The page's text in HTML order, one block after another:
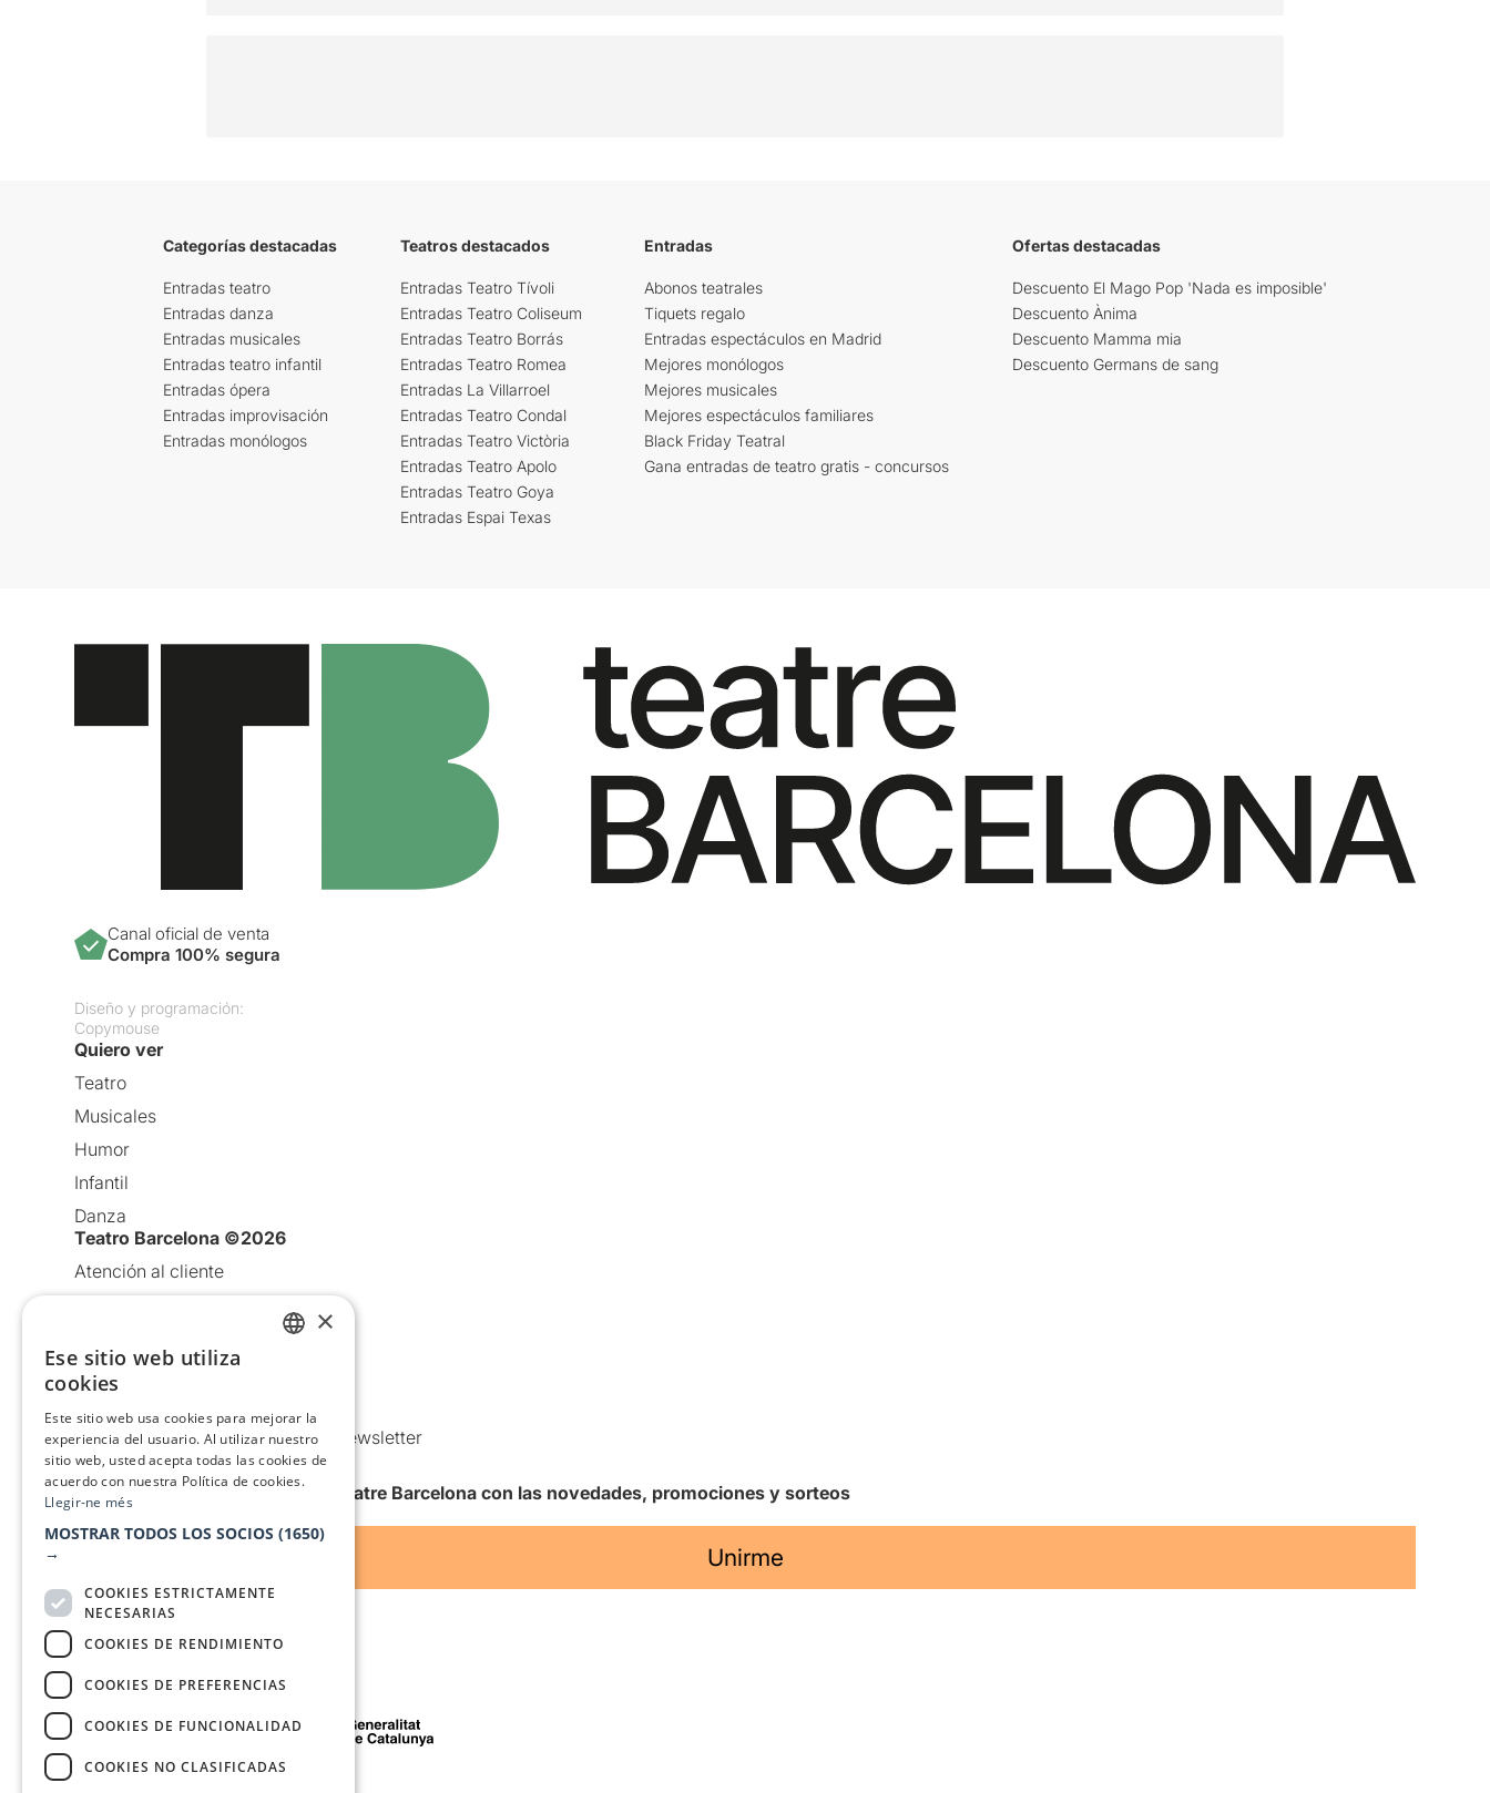
Categorías destacadas
Entradas teatro
Entradas danza
Entradas musicales
Entradas teatro infantil
Entradas ópera
Entradas improvisación
Entradas monólogos
Teatros destacados
Entradas Teatro Tívoli
Entradas Teatro Coliseum
Entradas Teatro Borrás
Entradas Teatro Romea
Entradas La Villarroel
Entradas Teatro Condal
Entradas Teatro Victòria
Entradas Teatro Apolo
Entradas Teatro Goya
Entradas Espai Texas
Entradas
Abonos teatrales
Tiquets regalo
Entradas espectáculos en Madrid
Mejores monólogos
Mejores musicales
Mejores espectáculos familiares
Black Friday Teatral
Gana entradas de teatro gratis - concursos
Ofertas destacadas
Descuento El Mago Pop 'Nada es imposible'
Descuento Ànima
Descuento Mamma mia
Descuento Germans de sang
Canal oficial de venta
Compra 100% segura
Diseño y programación:
Copymouse
Quiero ver
Teatro
Musicales
Humor
Infantil
Danza
Teatro Barcelona ©2026
Atención al cliente
Política de Cookies
Comunicaciones comerciales y Newsletter
Anuncia’t
Quiero recibir la newsletter de Teatre Barcelona con las novedades, promociones y sorteos
Unirme
Con el apoyo de
×
Ese sitio web utiliza
cookies
Este sitio web usa cookies para mejorar la
experiencia del usuario. Al utilizar nuestro
sitio web, usted acepta todas las cookies de
acuerdo con nuestra Política de cookies.
Llegir-ne més
MOSTRAR TODOS LOS SOCIOS (1650)
→
COOKIES ESTRICTAMENTE
NECESARIAS
COOKIES DE RENDIMIENTO
COOKIES DE PREFERENCIAS
COOKIES DE FUNCIONALIDAD
COOKIES NO CLASIFICADAS